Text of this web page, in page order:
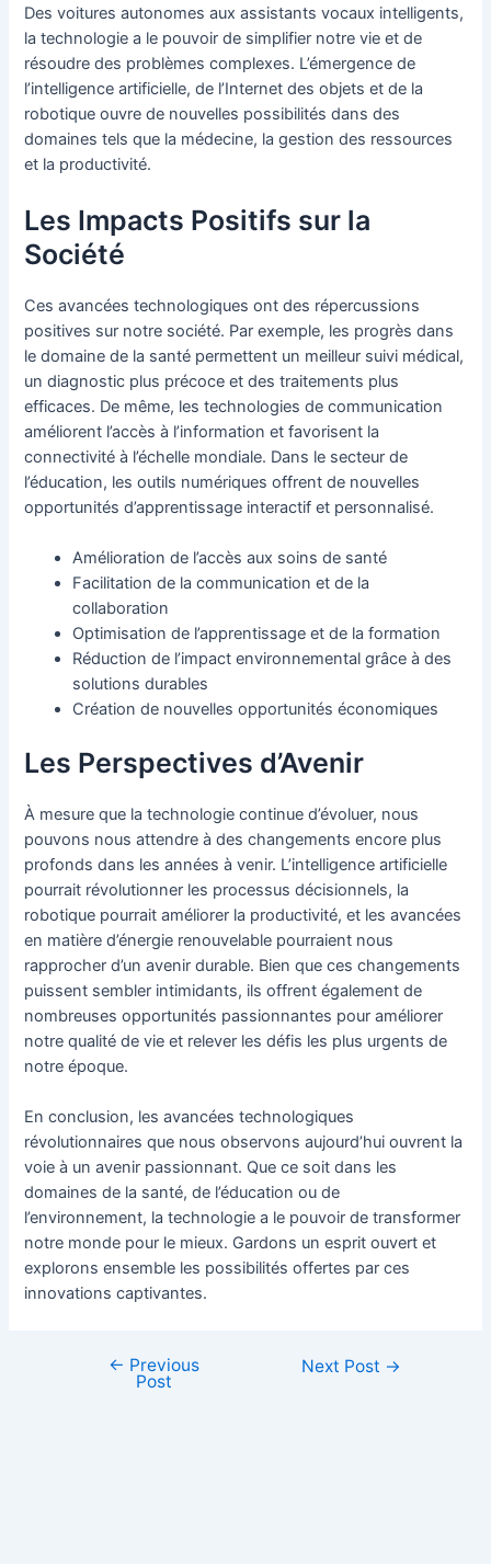
Des voitures autonomes aux assistants vocaux intelligents,
la technologie a le pouvoir de simplifier notre vie et de
résoudre des problèmes complexes. L’émergence de
l’intelligence artificielle, de l’Internet des objets et de la
robotique ouvre de nouvelles possibilités dans des
domaines tels que la médecine, la gestion des ressources
et la productivité.
Les Impacts Positifs sur la
Société
Ces avancées technologiques ont des répercussions
positives sur notre société. Par exemple, les progrès dans
le domaine de la santé permettent un meilleur suivi médical,
un diagnostic plus précoce et des traitements plus
efficaces. De même, les technologies de communication
améliorent l’accès à l’information et favorisent la
connectivité à l’échelle mondiale. Dans le secteur de
l’éducation, les outils numériques offrent de nouvelles
opportunités d’apprentissage interactif et personnalisé.
Amélioration de l’accès aux soins de santé
Facilitation de la communication et de la
collaboration
Optimisation de l’apprentissage et de la formation
Réduction de l’impact environnemental grâce à des
solutions durables
Création de nouvelles opportunités économiques
Les Perspectives d’Avenir
À mesure que la technologie continue d’évoluer, nous
pouvons nous attendre à des changements encore plus
profonds dans les années à venir. L’intelligence artificielle
pourrait révolutionner les processus décisionnels, la
robotique pourrait améliorer la productivité, et les avancées
en matière d’énergie renouvelable pourraient nous
rapprocher d’un avenir durable. Bien que ces changements
puissent sembler intimidants, ils offrent également de
nombreuses opportunités passionnantes pour améliorer
notre qualité de vie et relever les défis les plus urgents de
notre époque.
En conclusion, les avancées technologiques
révolutionnaires que nous observons aujourd’hui ouvrent la
voie à un avenir passionnant. Que ce soit dans les
domaines de la santé, de l’éducation ou de
l’environnement, la technologie a le pouvoir de transformer
notre monde pour le mieux. Gardons un esprit ouvert et
explorons ensemble les possibilités offertes par ces
innovations captivantes.
← Previous
Post
Next Post →